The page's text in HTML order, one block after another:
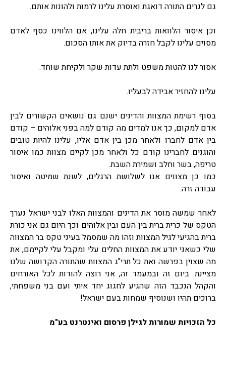
גם לגרים התורה דואגת ואוסרת עלינו לרמות ולהונות אותם.
וכן איסור הלוואות בריבית חלה עלינו, אם הלווינו כסף לאדם
מסוים עלינו לקבל חזרה בדיוק את אותו הסכום.
אסור לנו להטות משפט ולתת עדות שקר ולקיחת שוחד.
עלינו להחזיר אבידה לבעליו.
בסוף רשימת המצוות והדינים ישנם גם נושאים הקשורים לבין
אדם למקום, כך אנו למדים מה קודם למה בפני אלוהים – קודם
בין אדם לחברו ולאחר מכן בין אדם אליו, עלינו להיות טובים
והוגנים לחברינו קודם כל ולאחר מכן לקיים מצוות כמו איסור
טריפה, בשר וחלב ושמירת השבת.
כמו כן מצווים אנו לשלושת הרגלים, לשנת שמיטה ואיסור
עבודה זרה.
לאחר שמשה מוסר את הדינים והמצוות האלו לבני ישראל נערך
הטקס של כרית ברית בין העם ובין אלוהים וכך היום גם אני כורת
ברית בהגיעי לגיל המצוות וזהו מה שמסמל בעיני טקס בר המצווה
שלי כשאני יודע את המצוות החלים עלי ומקבל עלי לקיימם, את
מה שצוין בפרשה ואת כל תרי"ג המצוות שהתורה הקדושה שלנו
מציינת. ביום זה ובמעמד זה, אני רוצה להודות לכל האורחים
והקהל הנכבד הזה שהגיע לחגוג יחד איתי ועם בני משפחתי,
ברוכים תהיו ושנוסיף שמחות בעם ישראל!
כל הזכויות שמורות לגילן פרסום ואינטרנט בע"מ